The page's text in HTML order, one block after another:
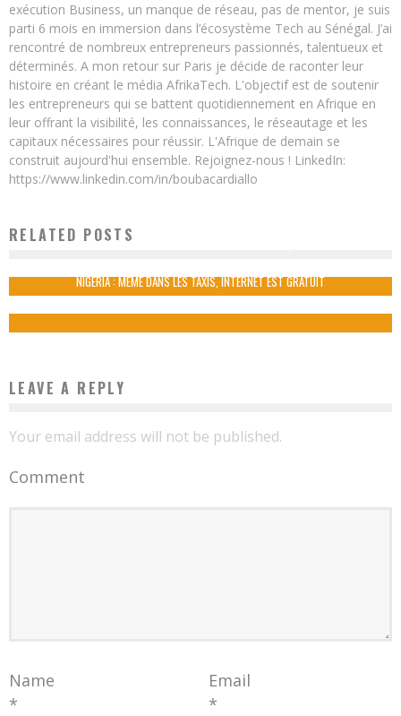
exécution Business, un manque de réseau, pas de mentor, je suis
parti 6 mois en immersion dans l’écosystème Tech au Sénégal. J’ai
rencontré de nombreux entrepreneurs passionnés, talentueux et
déterminés. A mon retour sur Paris je décide de raconter leur
histoire en créant le média AfrikaTech. L'objectif est de soutenir
les entrepreneurs qui se battent quotidiennement en Afrique en
leur offrant la visibilité, les connaissances, le réseautage et les
capitaux nécessaires pour réussir. L'Afrique de demain se
construit aujourd'hui ensemble. Rejoignez-nous ! LinkedIn:
https://www.linkedin.com/in/boubacardiallo
RELATED POSTSVIBER CHERCHE DES PARTENAIRES EN AFRIQUE
NIGERIA : MÊME DANS LES TAXIS, INTERNET EST GRATUIT
LEAVE A REPLY
Your email address will not be published.
Comment
Name
*
Email
*